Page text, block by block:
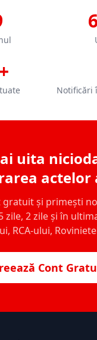
Notificări
uita
actelor
gratuit și primești
zile, 2 zile și în
RCA-ului,
Cont